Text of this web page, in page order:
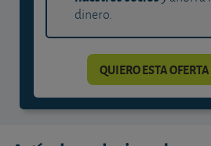
dinero.
QUIERO ESTA